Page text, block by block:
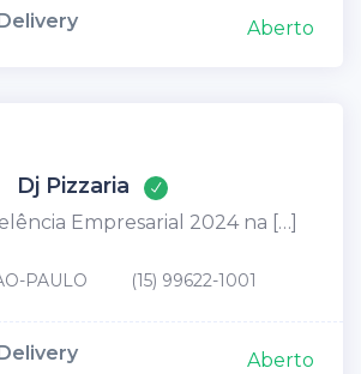
Aberto
Dj Pizzaria
Empresarial 2024 na […]
PAULO (15) 99622-1001
Aberto